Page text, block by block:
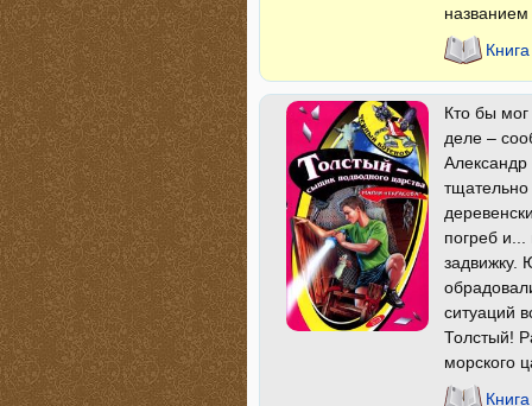
Кто бы
деле –
Александр
погреб
задвижку.
ситуаций
Толстый!
морского